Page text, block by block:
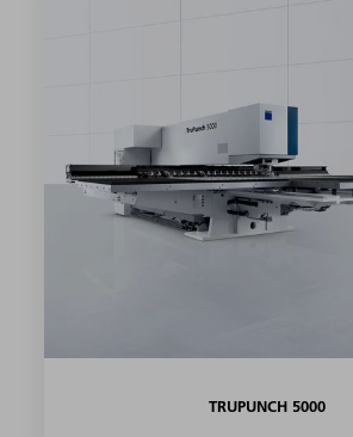
TRUPUNCH 5000